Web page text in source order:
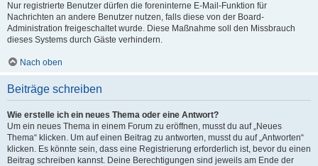
Nur registrierte Benutzer dürfen die foreninterne E-Mail-Funktion für
Nachrichten an andere Benutzer nutzen, falls diese von der Board-
Administration freigeschaltet wurde. Diese Maßnahme soll den Missbrauch
dieses Systems durch Gäste verhindern.
Nach oben
Beiträge schreiben
Wie erstelle ich ein neues Thema oder eine Antwort?
Um ein neues Thema in einem Forum zu eröffnen, musst du auf „Neues
Thema“ klicken. Um auf einen Beitrag zu antworten, musst du auf „Antworten“
klicken. Es könnte sein, dass eine Registrierung erforderlich ist, bevor du einen
Beitrag schreiben kannst. Deine Berechtigungen sind jeweils am Ende der